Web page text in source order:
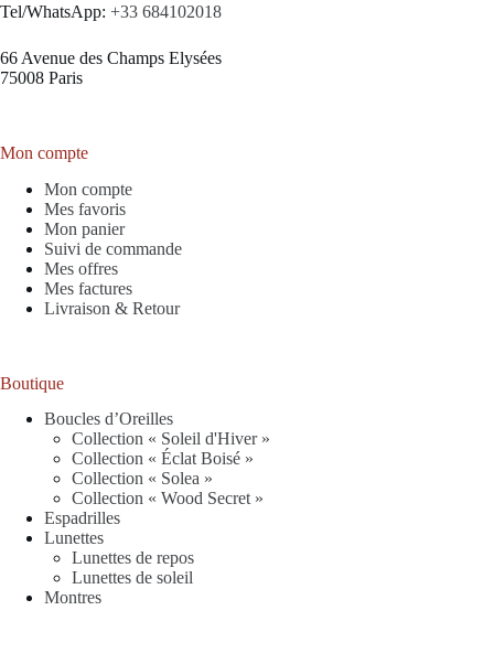
Tel/WhatsApp: +33 684102018
66 Avenue des Champs Elysées
75008 Paris
Mon compte
Mon compte
Mes favoris
Mon panier
Suivi de commande
Mes offres
Mes factures
Livraison & Retour
Boutique
Boucles d’Oreilles
Collection « Soleil d'Hiver »
Collection « Éclat Boisé »
Collection « Solea »
Collection « Wood Secret »
Espadrilles
Lunettes
Lunettes de repos
Lunettes de soleil
Montres